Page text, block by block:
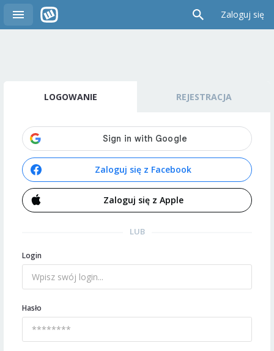
Zaloguj się
LOGOWANIE REJESTRACJA
Zaloguj się z Facebook
Zaloguj się z Apple
LUB
Login
Hasło